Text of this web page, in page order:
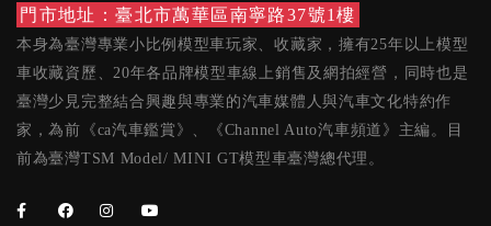
門市地址：臺北市萬華區南寧路37號1樓
本身為臺灣專業小比例模型車玩家、收藏家，擁有25年以上模型
車收藏資歷、20年各品牌模型車線上銷售及網拍經營，同時也是
臺灣少見完整結合興趣與專業的汽車媒體人與汽車文化特約作
家，為前《ca汽車鑑賞》、《Channel Auto汽車頻道》主編。目
前為臺灣TSM Model/ MINI GT模型車臺灣總代理。